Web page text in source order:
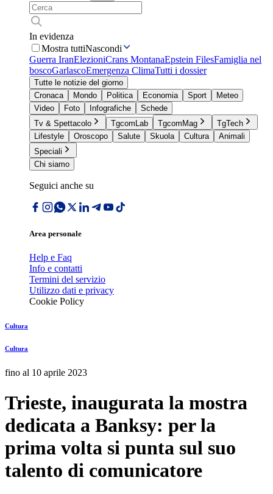
In evidenza
Mostra tuttiNascondi
Guerra IranElezioniCrans MontanaEpstein FilesFamiglia nel
boscoGarlascoEmergenza ClimaTutti i dossier
Tutte le notizie del giorno
Cronaca
Mondo Politica Economia Sport
Meteo
Video
Foto Infografiche
Schede
Tv & Spettacolo
TgcomLab TgcomMag
TgTech
Lifestyle
Oroscopo Salute Skuola Cultura
Animali
Speciali
Chi siamo
Seguici anche su
Area personale
Help e Faq
Info e contatti
Termini del servizio
Utilizzo dati e privacy
Cookie Policy
Cultura
Cultura
fino al 10 aprile 2023
Trieste, inaugurata la mostra
dedicata a Banksy: per la
prima volta si punta sul suo
talento di comunicatore